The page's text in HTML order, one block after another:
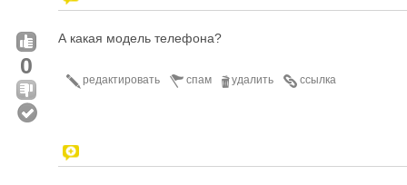
0
А какая модель телефона?
ссылка
удалить
спам
редактировать